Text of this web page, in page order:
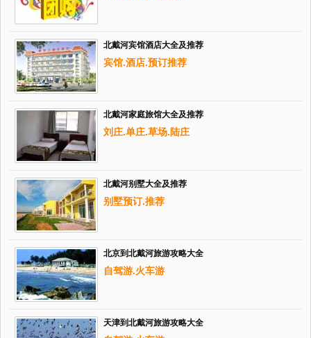
北戴河宾馆酒店大全及推荐
宾馆.酒店.预订推荐
北戴河家庭旅馆大全及推荐
刘庄.单庄.草场.陆庄
北戴河别墅大全及推荐
别墅预订.推荐
北京到北戴河旅游攻略大全
自驾游.火车游
天津到北戴河旅游攻略大全